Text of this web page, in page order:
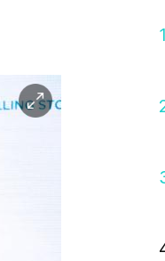
이
미
1